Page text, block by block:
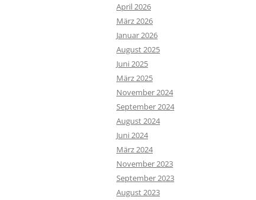
April 2026
März 2026
Januar 2026
August 2025
Juni 2025
März 2025
November 2024
September 2024
August 2024
Juni 2024
März 2024
November 2023
September 2023
August 2023